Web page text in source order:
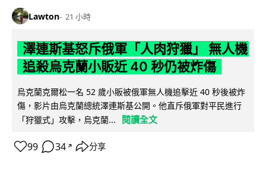
Lawton 21 小時
澤連斯基怒斥俄軍「人肉狩獵」 無人機
追殺烏克蘭小販近 40 秒仍被炸傷
烏克蘭克爾松一名 52 歲小販被俄軍無人機追擊近 40 秒後被炸
傷，影片由烏克蘭總統澤連斯基公開。他直斥俄軍對平民進行
「狩獵式」攻擊，烏克蘭...
閱讀全文
99 34 ↗ 分享